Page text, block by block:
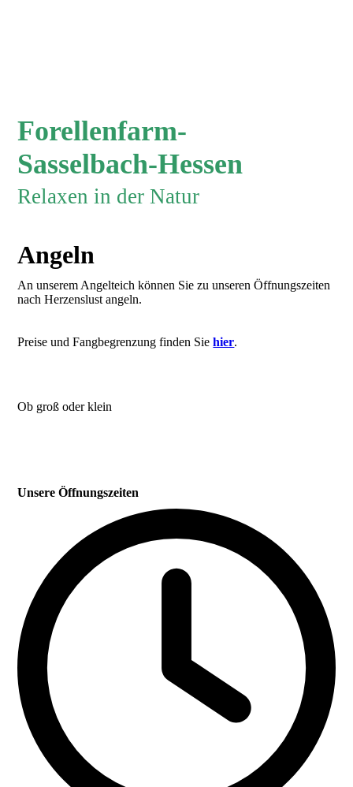
Forellenfarm-
Sasselbach-Hessen
Relaxen in der Natur
Angeln
An unserem Angelteich können Sie zu unseren Öffnungszeiten
nach Herzenslust angeln.
Preise und Fangbegrenzung finden Siehier.
Ob groß oder klein
Unsere Öffnungszeiten